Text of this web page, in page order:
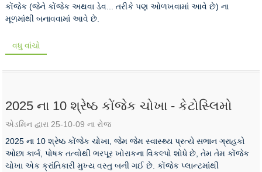
કોંજેક (જેને કોંજેક અથવા ડેવ... તરીકે પણ ઓળખવામાં આવે છે) ના
મૂળમાંથી બનાવવામાં આવે છે.
વધુ વાંચો
2025 ના 10 શ્રેષ્ઠ કોંજેક ચોખા - કેટોસ્લિમો
એડમિન દ્વારા 25-10-09 ના રોજ
2025 ના 10 શ્રેષ્ઠ કોંજેક ચોખા, જેમ જેમ સ્વાસ્થ્ય પ્રત્યે સભાન ગ્રાહકો
ઓછા કાર્બ, પોષક તત્વોથી ભરપૂર ખોરાકના વિકલ્પો શોધે છે, તેમ તેમ કોંજેક
ચોખા એક ક્રાંતિકારી મુખ્ય વસ્તુ બની ગઈ છે. કોંજેક પ્લાન્ટમાંથી